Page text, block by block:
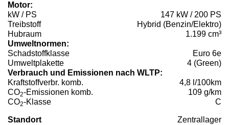
Motor:
kW / PS
147 kW / 200 PS
Treibstoff
Hybrid (Benzin/Elektro)
Hubraum
1.199 cm³
Umweltnormen:
Schadstoffklasse
Euro 6e
Umweltplakette
4 (Green)
Verbrauch und Emissionen nach WLTP:
Kraftstoffverbr. komb.
4,8 l/100km
CO2-Emissionen komb.
109 g/km
CO2-Klasse C
Standort Zentrallager